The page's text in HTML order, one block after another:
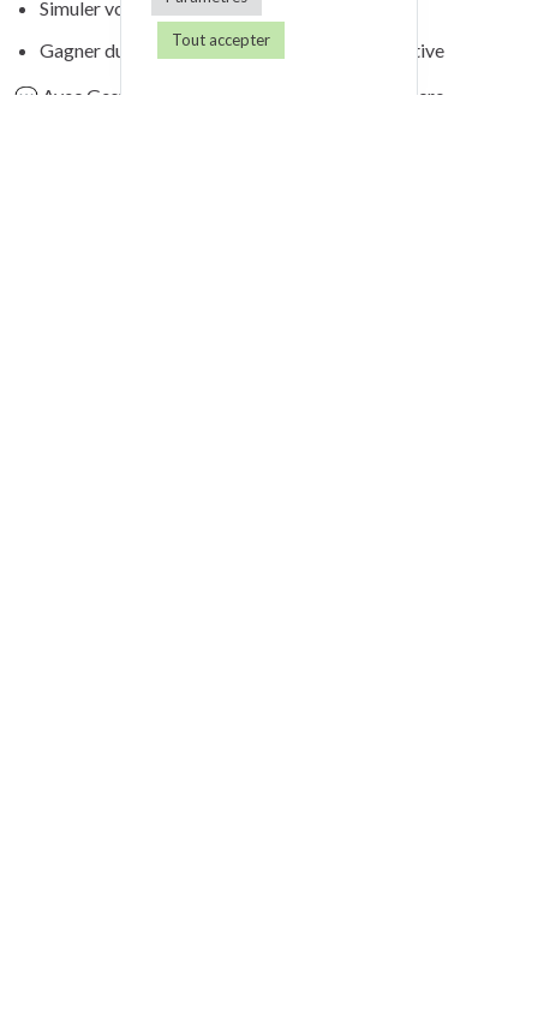
Simuler vos charges et cotisations
Gagner du temps sur votre gestion administrative
💬 Avec Gest4U, simplifiez la gestion de votre micro-
Tout accepter